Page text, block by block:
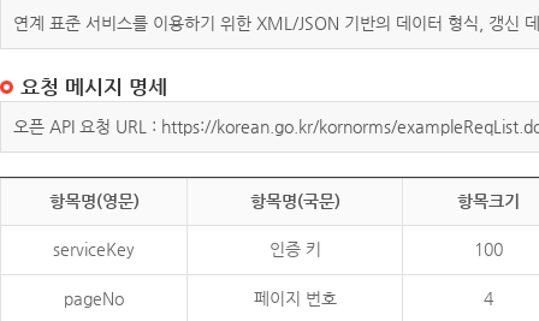
연계 표준 서비스를 이용하기 위한 XML/JSON 기반의 데이터 형식, 갱신
요청 메시지 명세
오픈 API 요청 URL : https://korean.go.kr/kornorms/
항목명(영문) 항목명(국문) 항목크기
serviceKey 인증 키 100
pageNo 페이지 번호 4